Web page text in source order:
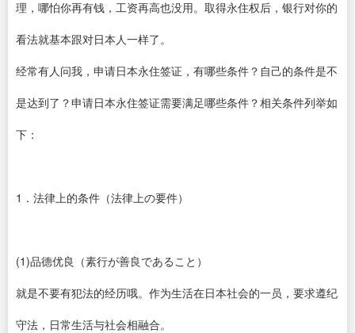
理，哪怕你再有钱，工资再高也没用。取得永住权后，银行对你的
看法就基本跟对日本人一样了。
经常有人问我，申请日本永住签证，有哪些条件？自己的条件是不
是达到了？申请日本永住签证需要满足哪些条件？相关条件列举如
下：
1．法律上的条件（法律上の要件）
(1)品德优良（素行が善良であること）
就是不要有犯法的经历哦。作为生活在日本社会的一员，要求遵纪
守法，日常生活与社会相融合。